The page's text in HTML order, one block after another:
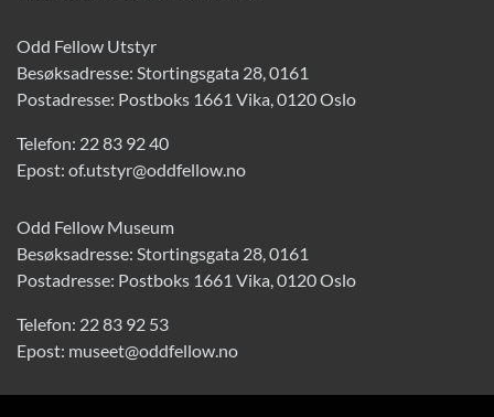
Odd Fellow Utstyr
Besøksadresse: Stortingsgata 28, 0161
Postadresse: Postboks 1661 Vika, 0120 Oslo
Telefon: 22 83 92 40
Epost: of.utstyr@oddfellow.no
Odd Fellow Museum
Besøksadresse: Stortingsgata 28, 0161
Postadresse: Postboks 1661 Vika, 0120 Oslo
Telefon: 22 83 92 53
Epost: museet@oddfellow.no